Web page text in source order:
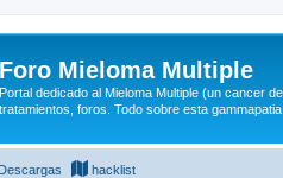
Foro Mieloma Multiple
Portal dedicado al Mieloma Multiple (un cancer
tratamientos, foros. Todo sobre esta
Descargas hacklist